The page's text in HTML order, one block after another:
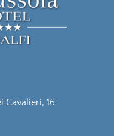
Cavalieri, 16